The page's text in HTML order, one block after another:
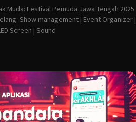
Muda: Festival Pemuda Jawa Tengah 2025
Show management | Event Organizer |
Screen | Sound